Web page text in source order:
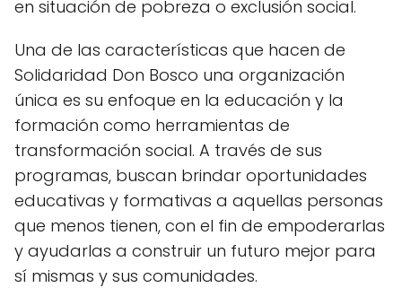
en situación de pobreza o exclusión social.
Una de las características que hacen de
Solidaridad Don Bosco una organización
única es su enfoque en la educación y la
formación como herramientas de
transformación social. A través de sus
programas, buscan brindar oportunidades
educativas y formativas a aquellas personas
que menos tienen, con el fin de empoderarlas
y ayudarlas a construir un futuro mejor para
sí mismas y sus comunidades.